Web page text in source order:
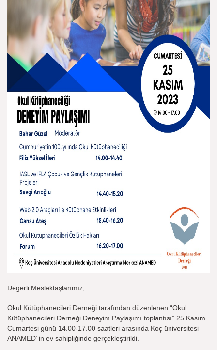
Değerli Meslektaşlarımız,
Okul Kütüphanecileri Derneği tarafından düzenlenen “Okul
Kütüphanecileri Derneği Deneyim Paylaşımı toplantısı” 25 Kasım
Cumartesi günü 14.00-17.00 saatleri arasında Koç üniversitesi
ANAMED’ in ev sahipliğinde gerçekleştirildi.